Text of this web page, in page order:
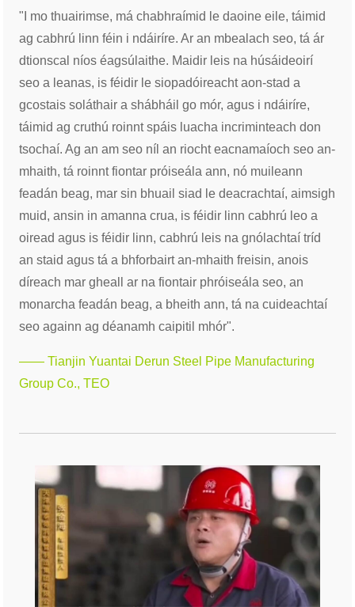
"I mo thuairimse, má chabhraímid le daoine eile, táimid
ag cabhrú linn féin i ndáiríre. Ar an mbealach seo, tá ár
dtionscal níos éagsúlaithe. Maidir leis na húsáideoirí
seo a leanas, is féidir le siopadóireacht aon-stad a
gcostais soláthair a shábháil go mór, agus i ndáiríre,
táimid ag cruthú roinnt spáis luacha incriminteach don
tsochaí. Ag an am seo níl an riocht eacnamaíoch seo an-
mhaith, tá roinnt fiontar próiseála ann, nó muileann
feadán beag, mar sin bhuail siad le deacrachtaí, aimsigh
muid, ansin in amanna crua, is féidir linn cabhrú leo a
oiread agus is féidir linn, cabhrú leis na gnólachtaí tríd
an staid agus tá a bhforbairt an-mhaith freisin, anois
díreach mar gheall ar na fiontair phróiseála seo, an
monarcha feadán beag, a bheith ann, tá na cuideachtaí
seo againn ag déanamh caipitil mhór".
—— Tianjin Yuantai Derun Steel Pipe Manufacturing
Group Co., TEO